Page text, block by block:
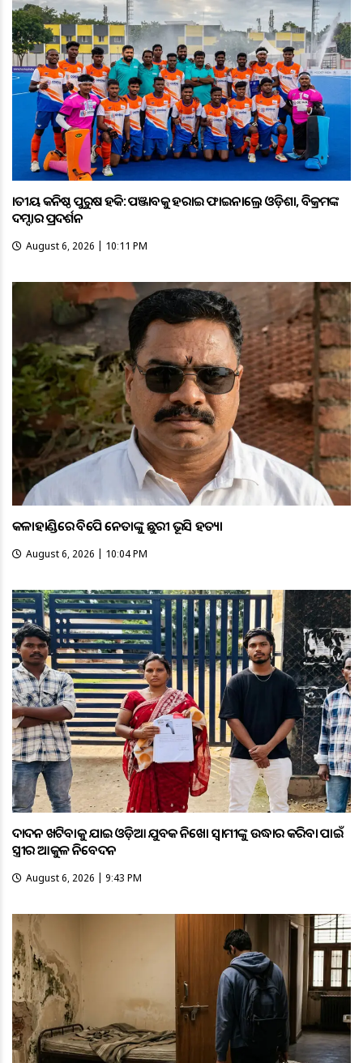
ଜାତୀୟ କନିଷ୍ଠ ପୁରୁଷ ହକି: ପଞ୍ଜାବକୁ ହରାଇ ଫାଇନାଲ୍ରେ ଓଡ଼ିଶା, ବିକ୍ରମଙ୍କ
ଦମ୍ଦାର ପ୍ରଦର୍ଶନ
August 6, 2026 | 10:11 PM
କଳାହାଣ୍ଡିରେ ବିଜେପି ନେତାଙ୍କୁ ଛୁରୀ ଭୂସି ହତ୍ୟା
August 6, 2026 | 10:04 PM
ଦାଦନ ଖଟିବାକୁ ଯାଇ ଓଡ଼ିଆ ଯୁବକ ନିଖୋଜ ସ୍ବାମୀଙ୍କୁ ଉଦ୍ଧାର କରିବା ପାଇଁ
ସ୍ତ୍ରୀର ଆକୁଳ ନିବେଦନ
August 6, 2026 | 9:43 PM